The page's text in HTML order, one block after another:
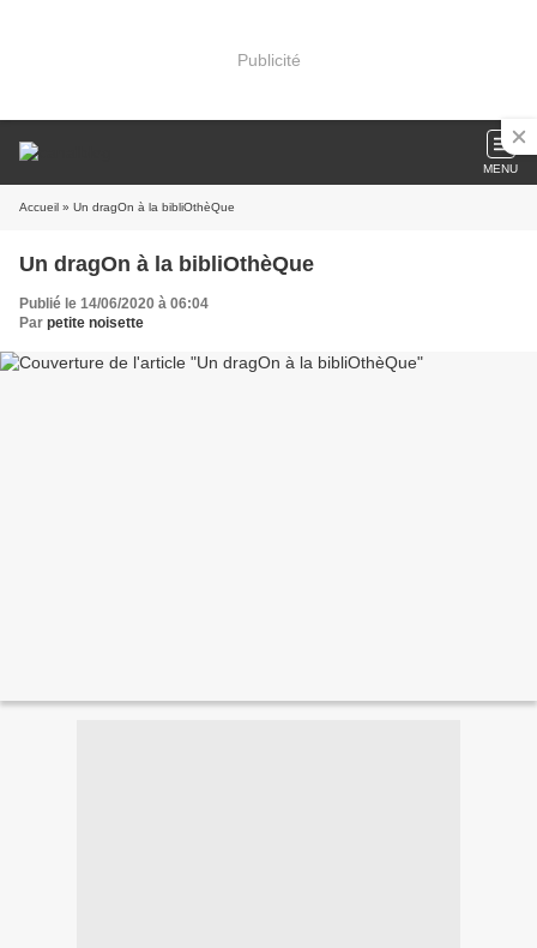
Publicité
MENU
Accueil » Un dragOn à la bibliOthèQue
Un dragOn à la bibliOthèQue
Publié le 14/06/2020 à 06:04
Par petite noisette